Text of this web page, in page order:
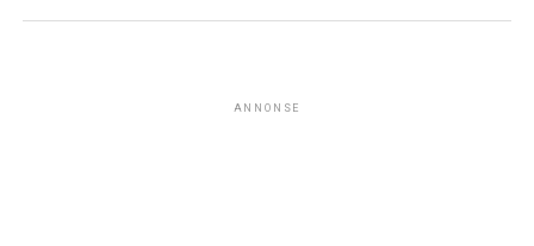
ANNONSE